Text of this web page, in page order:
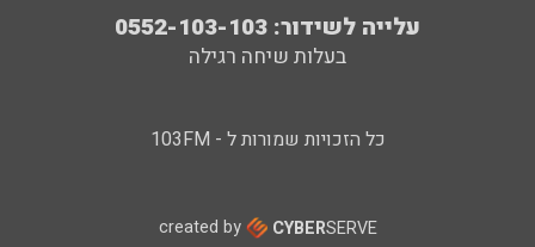
עלייה לשידור: 0552-103-103
בעלות שיחה רגילה
כל הזכויות שמורות ל - 103FM
created by CYBERSERVE